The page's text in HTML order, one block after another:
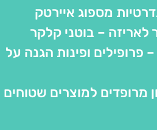
מספוג איירטק
– בוטני קלקר
ופינות הגנה על
מרופדים למוצרים שטוחים